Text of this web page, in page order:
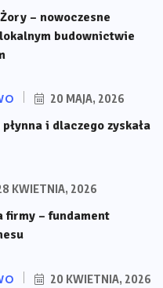
– nowoczesne
budownictwie
20 MAJA, 2026
i dlaczego zyskała
KWIETNIA, 2026
firmy – fundament
20 KWIETNIA, 2026